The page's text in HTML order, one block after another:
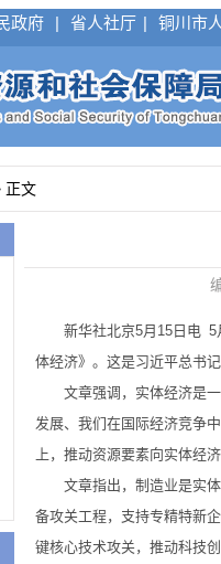
政府 | 省人社厅 | 铜川市
正文
新华社北京5月15日电 5月
体经济》。这是习近平总书
文章强调，实体经济是一
发展、我们在国际经济竞争
上，推动资源要素向实体经
文章指出，制造业是实体
备攻关工程，支持专精特新
键核心技术攻关，推动科技